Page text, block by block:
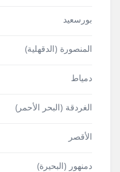
بورسعيد
المنصورة (الدقهلية)
دمياط
الغردقة (البحر الأحمر)
الأقصر
دمنهور (البحيرة)